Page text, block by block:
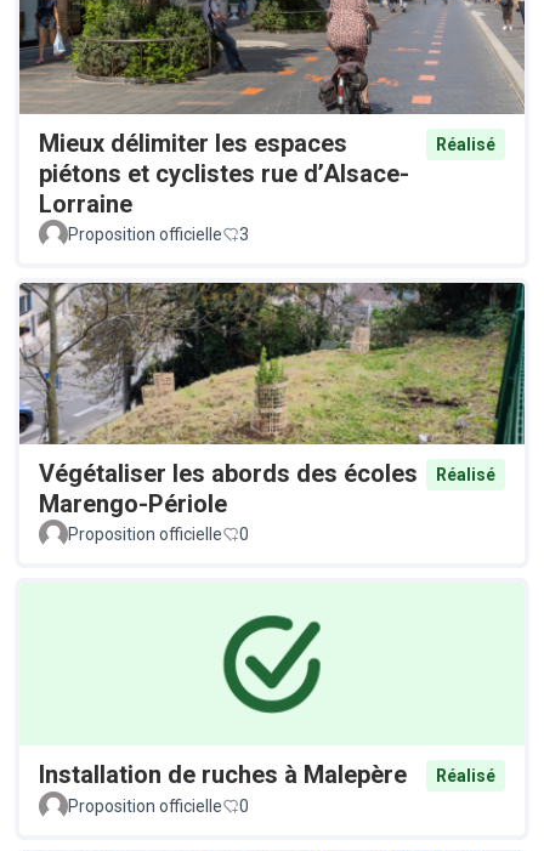
Mieux délimiter les espaces
piétons et cyclistes rue d’Alsace-
Lorraine
Réalisé
Proposition officielle 3
Végétaliser les abords des écoles
Marengo-Périole
Réalisé
Proposition officielle 0
Installation de ruches à Malepère
Réalisé
Proposition officielle
0